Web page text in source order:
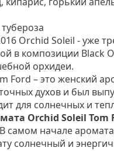
Orchid Soleil - уже
в композиции Black
орхидеи.
Ford – это женский
духов и был
для солнечных и
Orchid Soleil Tom
самом начале
солнечный и